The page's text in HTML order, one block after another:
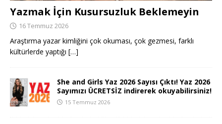
Yazmak İçin Kusursuzluk Beklemeyin
16 Temmuz 2026
Araştırma yazar kimliğini çok okuması, çok gezmesi, farklı
kültürlerde yaptığı […]
She and Girls Yaz 2026 Sayısı Çıktı! Yaz 2026
Sayımızı ÜCRETSİZ indirerek okuyabilirsiniz!
15 Temmuz 2026